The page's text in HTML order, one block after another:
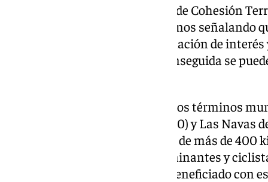
Asimismo, la diputada del Área de Cohesión
desvelado qué ofrecen estos planos señalando
cartográfica, hay mucha información de
herramienta muy útil porque enseguida se
El ámbito cartografiado recoge los términos
1:40.000), Guadalcanal (1:50.000) y Las Navas
porción del territorio provincial de más de 400
kilómetros para disfrute de caminantes y
de la provincia de Sevilla se ve beneficiado con